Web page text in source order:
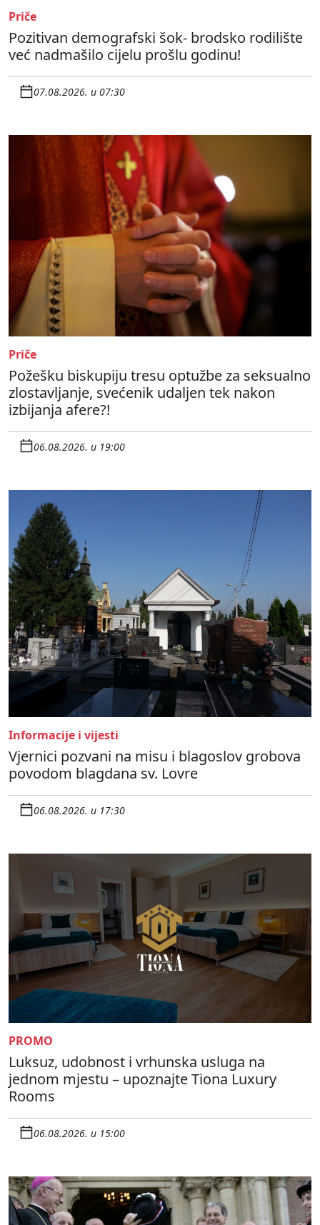
Priče
Pozitivan demografski šok- brodsko rodilište
već nadmašilo cijelu prošlu godinu!
07.08.2026. u 07:30
Priče
Požešku biskupiju tresu optužbe za seksualno
zlostavljanje, svećenik udaljen tek nakon
izbijanja afere?!
06.08.2026. u 19:00
Informacije i vijesti
Vjernici pozvani na misu i blagoslov grobova
povodom blagdana sv. Lovre
06.08.2026. u 17:30
PROMO
Luksuz, udobnost i vrhunska usluga na
jednom mjestu – upoznajte Tiona Luxury
Rooms
06.08.2026. u 15:00